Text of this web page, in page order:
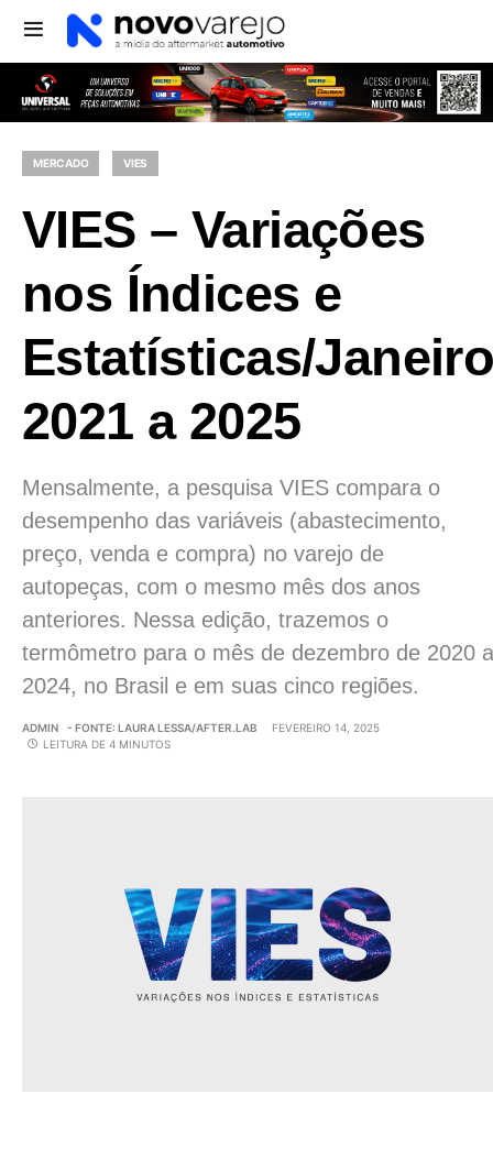
MERCADO VIES
VIES – Variações
nos Índices e
Estatísticas/
2021 a 2025
Mensalmente, a pesquisa VIES compara o
desempenho das variáveis (abastecimento,
preço, venda e compra) no varejo de
autopeças, com o mesmo mês dos anos
anteriores. Nessa edição, trazemos o
termômetro para o mês de dezembro de 2020 a
2024, no Brasil e em suas cinco regiões.
ADMIN - FONTE: LAURA LESSA/AFTER.LAB
FEVEREIRO 14, 2025
LEITURA DE 4 MINUTOS